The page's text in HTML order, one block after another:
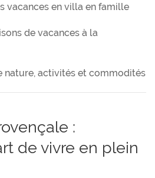
vacances en villa en famille
de vacances à la
nature, activités et commodités
:
de vivre en plein